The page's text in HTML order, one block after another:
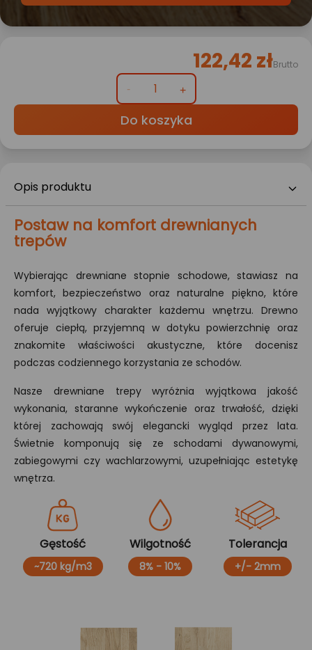
122,42 złBrutto
Do koszyka
Opis produktu
Postaw na komfort drewnianych
trepów
Wybierając drewniane stopnie schodowe, stawiasz na
komfort, bezpieczeństwo oraz naturalne piękno, które
nada wyjątkowy charakter każdemu wnętrzu. Drewno
oferuje ciepłą, przyjemną w dotyku powierzchnię oraz
znakomite właściwości akustyczne, które docenisz
podczas codziennego korzystania ze schodów.
Nasze drewniane trepy wyróżnia wyjątkowa jakość
wykonania, staranne wykończenie oraz trwałość, dzięki
której zachowają swój elegancki wygląd przez lata.
Świetnie komponują się ze schodami dywanowymi,
zabiegowymi czy wachlarzowymi, uzupełniając estetykę
wnętrza.
Gęstość
~720 kg/m3
Wilgotność
8% - 10%
Tolerancja
+/- 2mm